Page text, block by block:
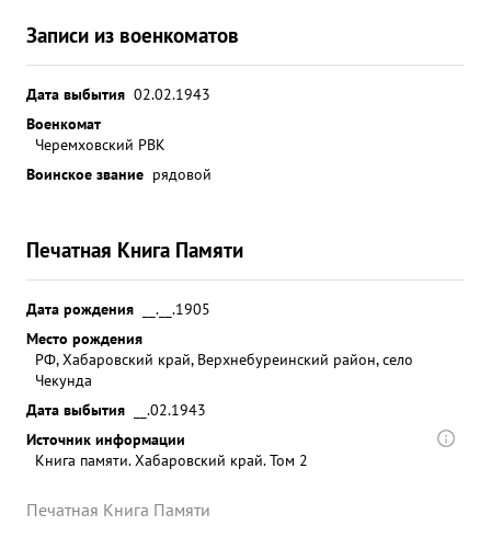
Записи из военкоматов
Дата выбытия 02.02.1943
Военкомат
Черемховский РВК
Воинское звание рядовой
Печатная Книга Памяти
Дата рождения
__.__.1905
Место рождения
РФ, Хабаровский край, Верхнебуреинский район, село
Чекунда
Дата выбытия
__.02.1943
Источник информации
Книга памяти. Хабаровский край. Том 2
Печатная Книга Памяти